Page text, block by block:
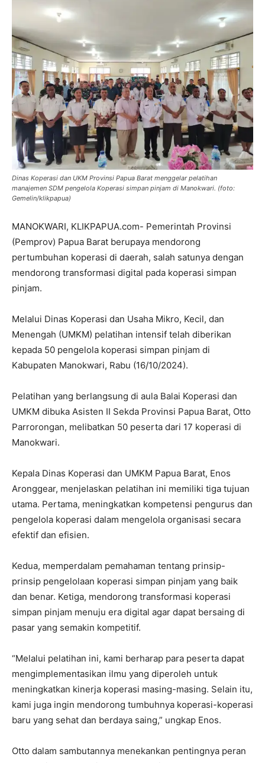
Dinas Koperasi dan UKM Provinsi Papua Barat menggelar pelatihan
manajemen SDM pengelola Koperasi simpan pinjam di Manokwari. (foto:
Gemelin/klikpapua)
MANOKWARI, KLIKPAPUA.com- Pemerintah Provinsi
(Pemprov) Papua Barat berupaya mendorong
pertumbuhan koperasi di daerah, salah satunya dengan
mendorong transformasi digital pada koperasi simpan
pinjam.
Melalui Dinas Koperasi dan Usaha Mikro, Kecil, dan
Menengah (UMKM) pelatihan intensif telah diberikan
kepada 50 pengelola koperasi simpan pinjam di
Kabupaten Manokwari, Rabu (16/10/2024).
Pelatihan yang berlangsung di aula Balai Koperasi dan
UMKM dibuka Asisten II Sekda Provinsi Papua Barat, Otto
Parrorongan, melibatkan 50 peserta dari 17 koperasi di
Manokwari.
Kepala Dinas Koperasi dan UMKM Papua Barat, Enos
Aronggear, menjelaskan pelatihan ini memiliki tiga tujuan
utama. Pertama, meningkatkan kompetensi pengurus dan
pengelola koperasi dalam mengelola organisasi secara
efektif dan efisien.
Kedua, memperdalam pemahaman tentang prinsip-
prinsip pengelolaan koperasi simpan pinjam yang baik
dan benar. Ketiga, mendorong transformasi koperasi
simpan pinjam menuju era digital agar dapat bersaing di
pasar yang semakin kompetitif.
“Melalui pelatihan ini, kami berharap para peserta dapat
mengimplementasikan ilmu yang diperoleh untuk
meningkatkan kinerja koperasi masing-masing. Selain itu,
kami juga ingin mendorong tumbuhnya koperasi-koperasi
baru yang sehat dan berdaya saing,” ungkap Enos.
Otto dalam sambutannya menekankan pentingnya peran